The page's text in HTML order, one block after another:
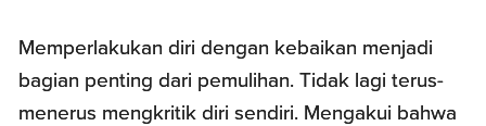
Memperlakukan diri dengan kebaikan menjadi
bagian penting dari pemulihan. Tidak lagi terus-
menerus mengkritik diri sendiri. Mengakui bahwa